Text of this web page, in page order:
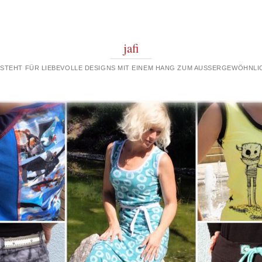
jafi
FÜR LIEBEVOLLE DESIGNS MIT EINEM HANG ZUM